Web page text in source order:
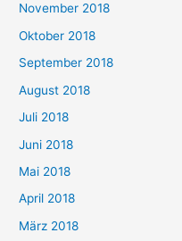
November 2018
Oktober 2018
September 2018
August 2018
Juli 2018
Juni 2018
Mai 2018
April 2018
März 2018